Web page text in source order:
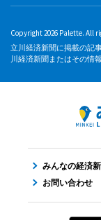
Copyright 2026 Palette. All
立川経済新聞に掲載の記
川経済新聞またはその情
みんなの経済
お問い合わせ